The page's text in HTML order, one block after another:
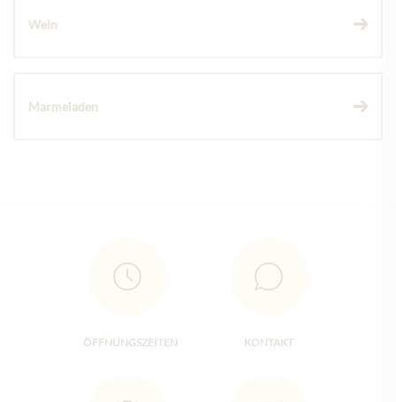
Wein
Marmeladen
ÖFFNUNGSZEITEN KONTAKT